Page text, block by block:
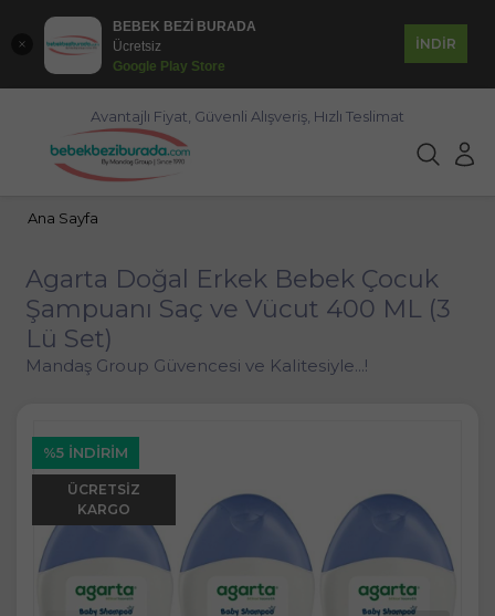
BEBEK BEZİ BURADA
Ücretsiz
Google Play Store
İNDİR
Avantajlı Fiyat, Güvenli Alışveriş, Hızlı Teslimat
Ana Sayfa
Agarta Doğal Erkek Bebek Çocuk
Şampuanı Saç ve Vücut 400 ML (3
Lü Set)
Mandaş Group Güvencesi ve Kalitesiyle...!
%5 İNDIRIM
ÜCRETSIZ
KARGO